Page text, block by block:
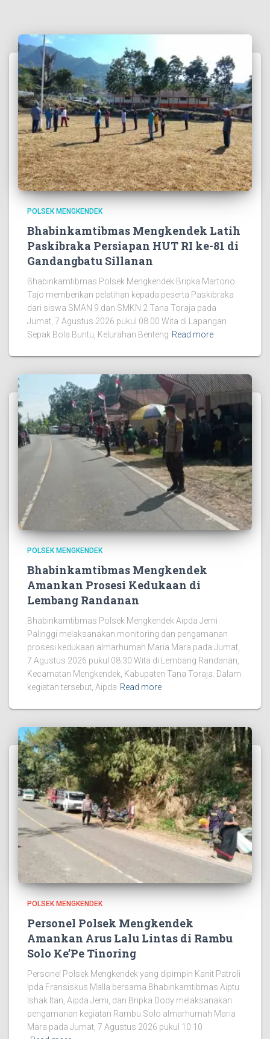
POLSEK MENGKENDEK
Bhabinkamtibmas Mengkendek Latih
Paskibraka Persiapan HUT RI ke-81 di
Gandangbatu Sillanan
Bhabinkamtibmas Polsek Mengkendek Bripka Martono
Tajo memberikan pelatihan kepada peserta Paskibraka
dari siswa SMAN 9 dan SMKN 2 Tana Toraja pada
Jumat, 7 Agustus 2026 pukul 08.00 Wita di Lapangan
Sepak Bola Buntu, Kelurahan Benteng Read more
POLSEK MENGKENDEK
Bhabinkamtibmas Mengkendek
Amankan Prosesi Kedukaan di
Lembang Randanan
Bhabinkamtibmas Polsek Mengkendek Aipda Jemi
Palinggi melaksanakan monitoring dan pengamanan
prosesi kedukaan almarhumah Maria Mara pada Jumat,
7 Agustus 2026 pukul 08.30 Wita di Lembang Randanan,
Kecamatan Mengkendek, Kabupaten Tana Toraja. Dalam
kegiatan tersebut, Aipda Read more
POLSEK MENGKENDEK
Personel Polsek Mengkendek
Amankan Arus Lalu Lintas di Rambu
Solo Ke’Pe Tinoring
Personel Polsek Mengkendek yang dipimpin Kanit Patroli
Ipda Fransiskus Malla bersama Bhabinkamtibmas Aiptu
Ishak Itan, Aipda Jemi, dan Bripka Dody melaksanakan
pengamanan kegiatan Rambu Solo almarhumah Maria
Mara pada Jumat, 7 Agustus 2026 pukul 10.10